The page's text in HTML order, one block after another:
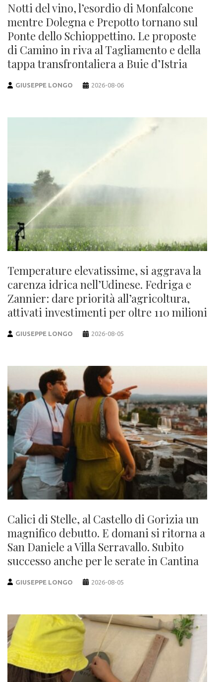
Notti del vino, l’esordio di Monfalcone
mentre Dolegna e Prepotto tornano sul
Ponte dello Schioppettino. Le proposte
di Camino in riva al Tagliamento e della
tappa transfrontaliera a Buie d’Istria
GIUSEPPE LONGO 2026-08-06
Temperature elevatissime, si aggrava la
carenza idrica nell’Udinese. Fedriga e
Zannier: dare priorità all’agricoltura,
attivati investimenti per oltre 110 milioni
GIUSEPPE LONGO 2026-08-05
Calici di Stelle, al Castello di Gorizia un
magnifico debutto. E domani si ritorna a
San Daniele a Villa Serravallo. Subito
successo anche per le serate in Cantina
GIUSEPPE LONGO 2026-08-05